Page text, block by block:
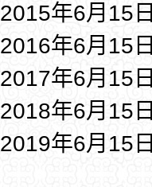
2015年6月15日
2016年6月15日
2017年6月15日
2018年6月15日
2019年6月15日